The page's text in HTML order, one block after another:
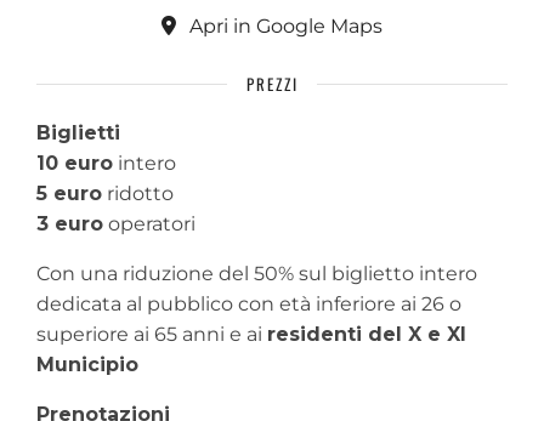
Apri in Google Maps
PREZZI
Biglietti
10 euro intero
5 euro ridotto
3 euro operatori
Con una riduzione del 50% sul biglietto intero
dedicata al pubblico con età inferiore ai 26 o
superiore ai 65 anni e ai residenti del X e XI
Municipio
Prenotazioni